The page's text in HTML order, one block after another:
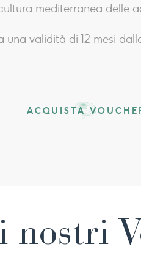
mediterranea delle
una validità di 12 mesi
ACQUISTA